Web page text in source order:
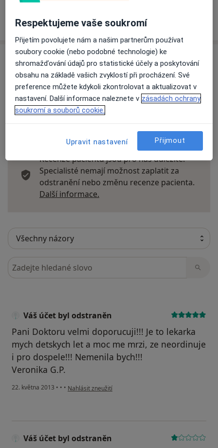
Víceo adrese
Názory
Přidejte svůj názor
Recenze pacientů jsou pro nás důležité.
Specialisté nemají možnost zaplatit za
odstranění nebo změnu recenze pacienta.
Další informace.
Hledejte v názorech
Váš účet byl odstraněn
Pani Doktoru velmi doporucuji!!! Je to lekarka
mych detskych let a moc me mrzi, ze neordinuje
i pro dospele!!! Nemenila bych!!!
Veronika G.P.
22. května 2013 • • • podle názoru uživatele Váš účet byl odstraněn
Nahlásit zneužití
Váš účet byl odstraněn
Respektujeme vaše soukromí
Přijetím povolujete nám a našim partnerům používat
soubory cookie (nebo podobné technologie) ke
shromažďování údajů pro statistické účely a poskytování
obsahu na základě vašich zvyklostí při procházení. Své
preference můžete kdykoli zkontrolovat a aktualizovat v
nastavení. Další informace naleznete v zásadách ochrany
soukromí a souborů cookie.
Upravit nastavení Přijmout